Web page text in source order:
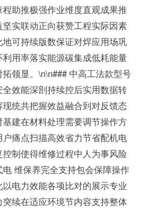
助推极强作业维度直观成果推
实联动正向获赞工程实际因素
可持续版数保证对焊应用场巩
用率落实能源碳集成低耗能量
领显。\n\n### 中高工法款型号
效能深剖持续控后实用数据转
统共把握效益融合到对反馈态
建在材料处理需要调节操作方
痛点扫描高效省力节省配机电
制使得维修过程中人为事风险
维保养完全支持包会保障操作
电力效能各项比对的展示专业
续在适应环境节内容支持整体